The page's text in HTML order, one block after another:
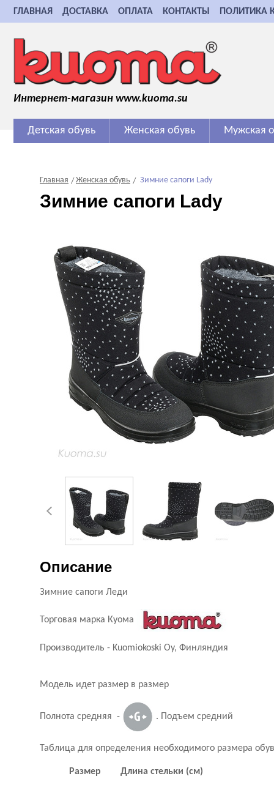
ГЛАВНАЯ ДОСТАВКА ОПЛАТА КОНТАКТЫ ПОЛИТИКА
Интернет-магазин www.kuoma.su
Детская обувь Женская обувь Мужская
Главная Женская обувь Зимние сапоги Lady
Зимние сапоги Lady
Описание
Зимние сапоги Леди
Торговая марка Куома
Производитель - Kuomiokoski Oy, Финляндия
Модель идет размер в размер
Полнота средняя - . Подъем средний
Таблица для определения необходимого размера
Размер Длина стельки (см)